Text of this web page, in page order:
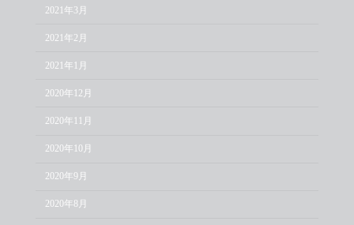
2021年3月
2021年2月
2021年1月
2020年12月
2020年11月
2020年10月
2020年9月
2020年8月